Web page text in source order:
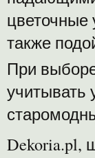
также
При
учитывать
Dekoria.pl,